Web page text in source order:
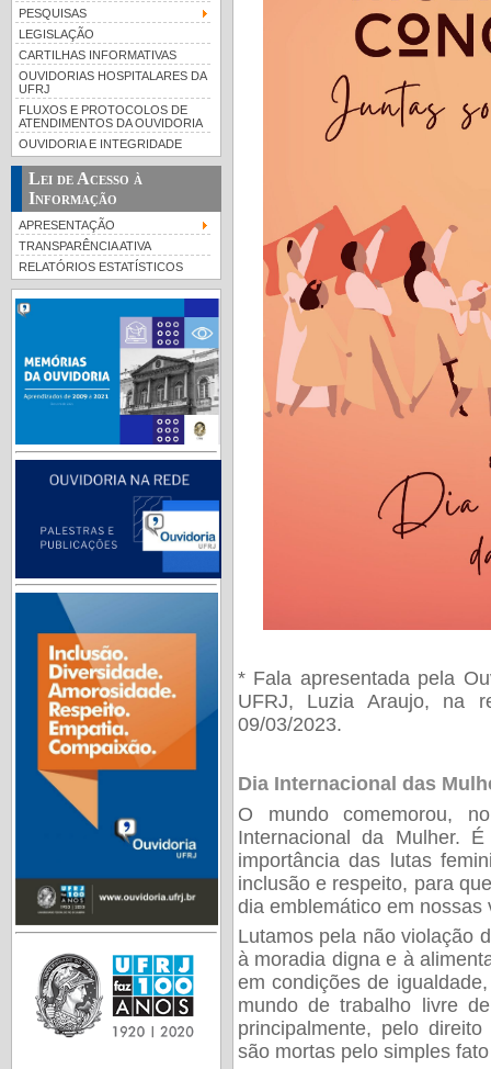
PESQUISAS
LEGISLAÇÃO
CARTILHAS INFORMATIVAS
OUVIDORIAS HOSPITALARES DA
UFRJ
FLUXOS E PROTOCOLOS DE
ATENDIMENTOS DA OUVIDORIA
OUVIDORIA E INTEGRIDADE
Lei de Acesso à
Informação
APRESENTAÇÃO
TRANSPARÊNCIA ATIVA
RELATÓRIOS ESTATÍSTICOS
* Fala apresentada pela
UFRJ, Luzia Araujo, na
09/03/2023.
Dia Internacional das
O mundo comemorou,
Internacional da Mulher.
importância das lutas
inclusão e respeito, para
dia emblemático em nossas
Lutamos pela não violação
à moradia digna e à
em condições de
mundo de trabalho livre
principalmente, pelo
são mortas pelo simples